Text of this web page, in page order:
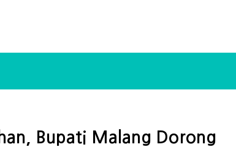
Bupati Malang Dorong